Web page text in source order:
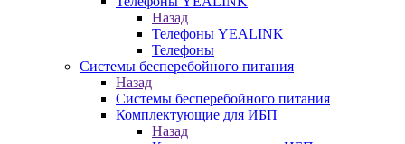
Назад
Телефоны YEALINK
Телефоны
Системы бесперебойного питания
Назад
Системы бесперебойного питания
Комплектующие для ИБП
Назад